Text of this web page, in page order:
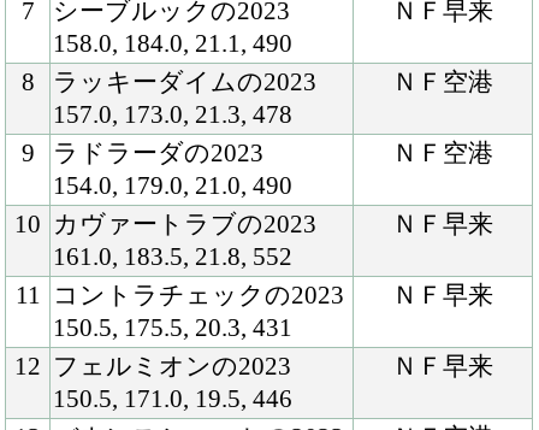
12
フェルミオンの2023
150.5, 171.0, 19.5, 446
ＮＦ早来
13 バウンスシャッセの2023
151.0, 186.5, 19.4, 464
ＮＦ空港
ビッグワールドの2023
158.0, 176.0, 20.5, 448
ＮＦ早来
15 シーリアの2023
155.0, 179.5, 20.1, 485
16 ダイアナブライトの2023
148.5, 176.5, 20.2, 463
ＮＦ早来
マリアライトの2023
148.0, 173.0, 19.0, 402
ＮＦ空港
ルージュバックの2023
156.0, 180.5, 20.4, 470
ＮＦ早来
19 アロマドゥルセの2023
150.0, 170.0, 19.0, 399
ＮＦ空港
20 アディクティドの2023
ＮＦ空港